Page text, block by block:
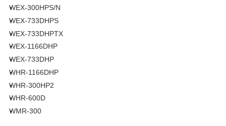
WEX-300HPS/N
WEX-733DHPS
WEX-733DHPTX
WEX-1166DHP
WEX-733DHP
WHR-1166DHP
WHR-300HP2
WHR-600D
WMR-300